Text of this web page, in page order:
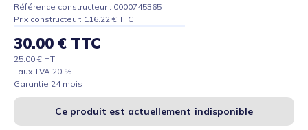
Référence constructeur : 0000745365
Prix constructeur: 116.22 € TTC
30.00 € TTC
25.00 € HT
Taux TVA 20 %
Garantie 24 mois
Ce produit est actuellement indisponible